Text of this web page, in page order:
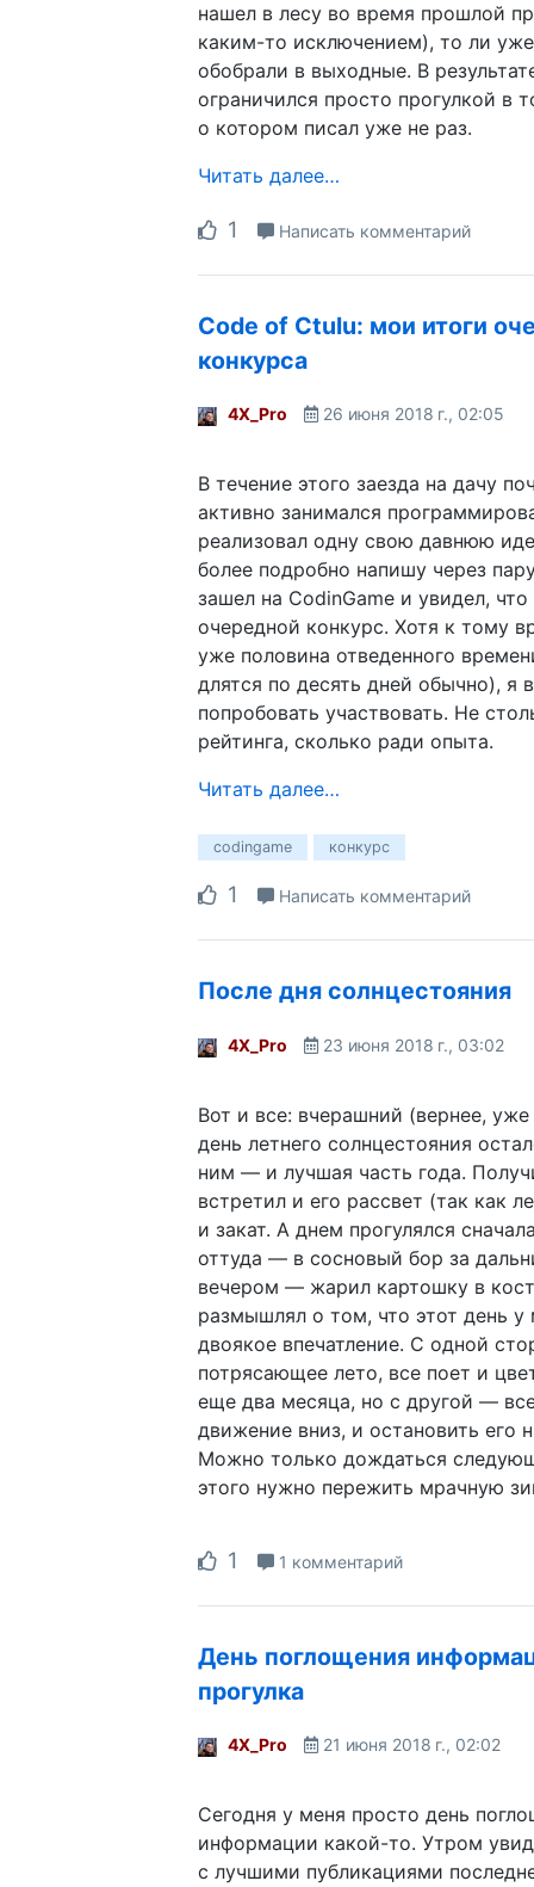
нашел в лесу во время прошлой
каким-то исключением), то ли
обобрали в выходные. В
ограничился просто прогулкой в
о котором писал уже не раз.
Читать далее…
1 Написать комментарий
Code of Ctulu: мои итоги
конкурса
4X_Pro 26 июня 2018 г., 02:05
В течение этого заезда на дачу
активно занимался
реализовал одну свою давнюю
более подробно напишу через
зашел на CodinGame и увидел,
очередной конкурс. Хотя к тому
уже половина отведенного
длятся по десять дней обычно), я
попробовать участвовать. Не
рейтинга, сколько ради опыта.
Читать далее…
codingame конкурс
1 Написать комментарий
После дня солнцестояния
4X_Pro 23 июня 2018 г., 03:02
Вот и все: вчерашний (вернее,
день летнего солнцестояния
ним — и лучшая часть года.
встретил и его рассвет (так как
и закат. А днем прогулялся
оттуда — в сосновый бор за
вечером — жарил картошку в
размышлял о том, что этот день у
двоякое впечатление. С одной
потрясающее лето, все поет и
еще два месяца, но с другой —
движение вниз, и остановить его
Можно только дождаться
этого нужно пережить мрачную
1 1 комментарий
День поглощения
прогулка
4X_Pro 21 июня 2018 г., 02:02
Сегодня у меня просто день
информации какой-то. Утром
с лучшими публикациями